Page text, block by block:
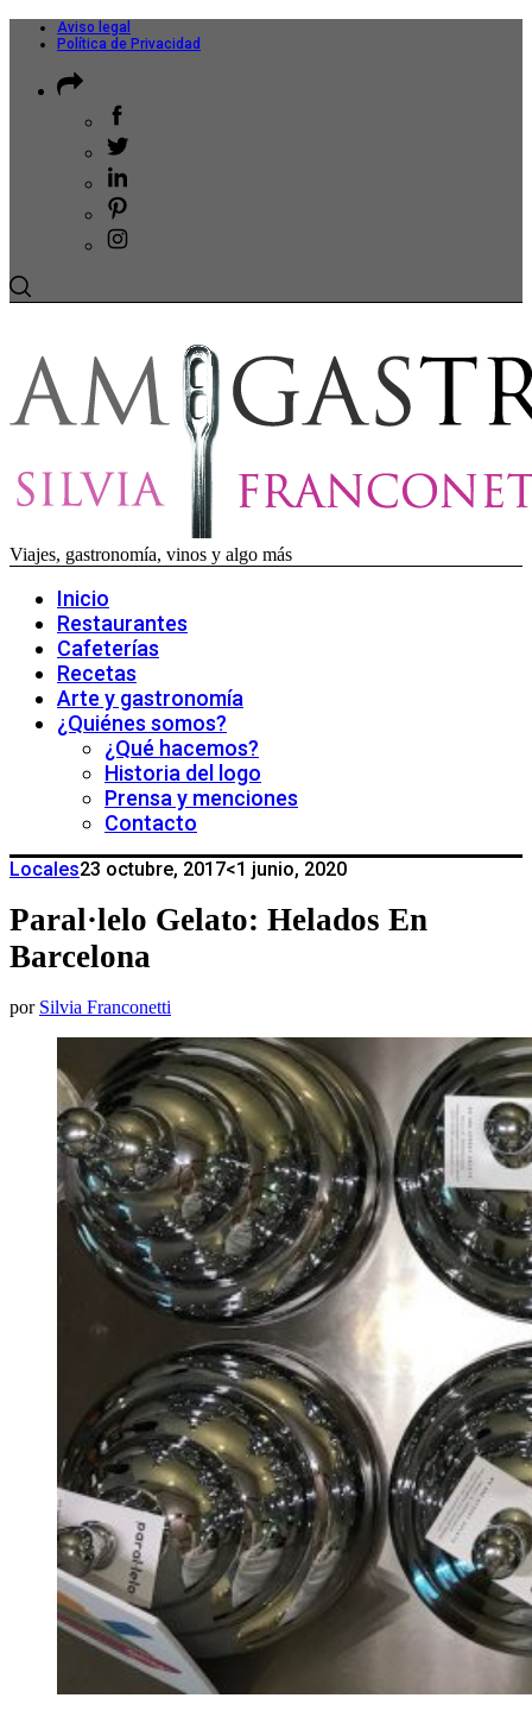
Aviso legal
Política de Privacidad
Viajes, gastronomía, vinos y algo más
Inicio
Restaurantes
Cafeterías
Recetas
Arte y gastronomía
¿Quiénes somos?
¿Qué hacemos?
Historia del logo
Prensa y menciones
Contacto
Locales23 octubre, 2017<1 junio, 2020
Paral·lelo Gelato: Helados En
Barcelona
por Silvia Franconetti